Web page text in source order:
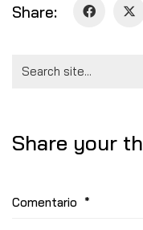
Share:
for:
Share your
Comentario *